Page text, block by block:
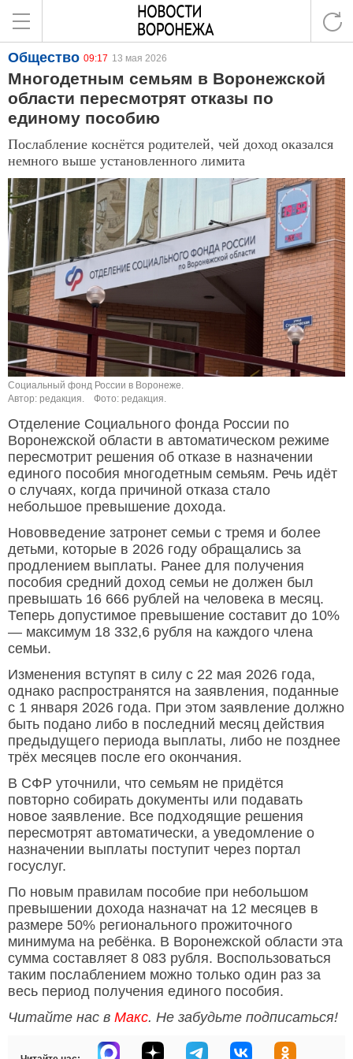
Общество 09:17 13 мая 2026
Многодетным семьям в Воронежской
области пересмотрят отказы по
единому пособию
Послабление коснётся родителей, чей доход оказался
немного выше установленного лимита
Социальный фонд России в Воронеже.
Автор: редакция.
Фото: редакция.
Отделение Социального фонда России по
Воронежской области в автоматическом режиме
пересмотрит решения об отказе в назначении
единого пособия многодетным семьям. Речь идёт
о случаях, когда причиной отказа стало
небольшое превышение дохода.
Нововведение затронет семьи с тремя и более
детьми, которые в 2026 году обращались за
продлением выплаты. Ранее для получения
пособия средний доход семьи не должен был
превышать 16 666 рублей на человека в месяц.
Теперь допустимое превышение составит до 10%
— максимум 18 332,6 рубля на каждого члена
семьи.
Изменения вступят в силу с 22 мая 2026 года,
однако распространятся на заявления, поданные
с 1 января 2026 года. При этом заявление должно
быть подано либо в последний месяц действия
предыдущего периода выплаты, либо не позднее
трёх месяцев после его окончания.
В СФР уточнили, что семьям не придётся
повторно собирать документы или подавать
новое заявление. Все подходящие решения
пересмотрят автоматически, а уведомление о
назначении выплаты поступит через портал
госуслуг.
По новым правилам пособие при небольшом
превышении дохода назначат на 12 месяцев в
размере 50% регионального прожиточного
минимума на ребёнка. В Воронежской области эта
сумма составляет 8 083 рубля. Воспользоваться
таким послаблением можно только один раз за
весь период получения единого пособия.
Читайте нас в Макс. Не забудьте подписаться!